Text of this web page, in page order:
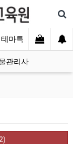
테마특강 유지보수
관리사